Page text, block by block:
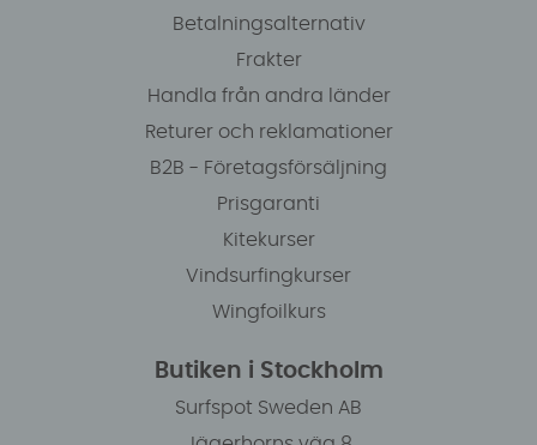
Betalningsalternativ
Frakter
Handla från andra länder
Returer och reklamationer
B2B - Företagsförsäljning
Prisgaranti
Kitekurser
Vindsurfingkurser
Wingfoilkurs
Butiken i Stockholm
Surfspot Sweden AB